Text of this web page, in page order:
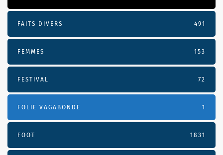
FAITS DIVERS 491
FEMMES 153
FESTIVAL 72
FOLIE VAGABONDE 1
FOOT 1831